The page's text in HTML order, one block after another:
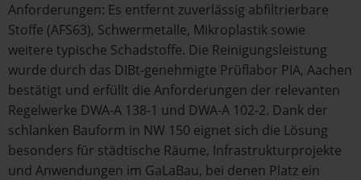
Anforderungen: Es entfernt zuverlässig abfiltrierbare
Stoffe (AFS63), Schwermetalle, Mikroplastik sowie
weitere typische Schadstoffe. Die Reinigungsleistung
wurde durch das DIBt-genehmigte Prüflabor PIA, Aachen
bestätigt und erfüllt die Anforderungen der relevanten
Regelwerke DWA-A 138-1 und DWA-A 102-2. Dank der
schlanken Bauform in NW 150 eignet sich die Lösung
besonders für städtische Räume, Infrastrukturprojekte
und Anwendungen im GaLaBau, bei denen Platz ein